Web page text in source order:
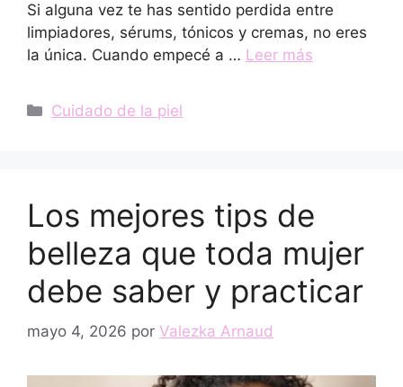
Si alguna vez te has sentido perdida entre
limpiadores, sérums, tónicos y cremas, no eres
la única. Cuando empecé a … Leer más
Categorías
Cuidado de la piel
Los mejores tips de
belleza que toda mujer
debe saber y practicar
mayo 4, 2026 por Valezka Arnaud